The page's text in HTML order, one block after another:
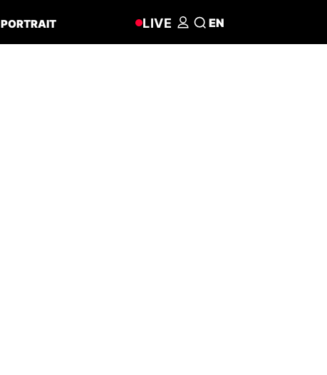
PORTRAIT LIVE EN